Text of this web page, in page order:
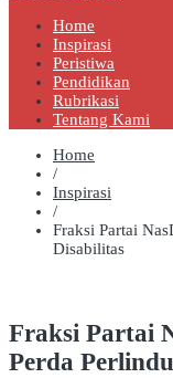
Home
Inspirasi
Peristiwa
Pendidikan
Rubrikasi
Tentang Kami
Home
/
Inspirasi
/
Fraksi Partai
Disabilitas
Fraksi Partai
Perda